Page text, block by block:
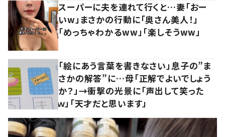
スーパーに夫を連れて行くと…妻「おー
いw」まさかの行動に「奥さん美人！」
「めっちゃわかるww」「楽しそうww」
「絵にあう言葉を書きなさい」息子の”ま
さかの解答”に…母「正解でよいでしょう
か？」→衝撃の光景に「声出して笑った
ｗ」「天才だと思います」